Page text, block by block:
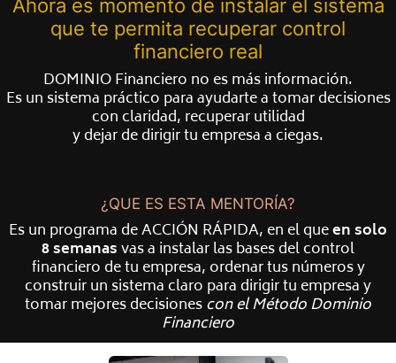
Ahora es momento de instalar el sistema
que te permita recuperar control
financiero real
DOMINIO Financiero no es más información.
Es un sistema práctico para ayudarte a tomar decisiones
con claridad, recuperar utilidad
y dejar de dirigir tu empresa a ciegas.
¿QUE ES ESTA MENTORÍA?
Es un programa de ACCIÓN RÁPIDA, en el queen solo
8 semanasvas a instalar las bases del control
financiero de tu empresa, ordenar tus números y
construir un sistema claro para dirigir tu empresa y
tomar mejores decisionescon el Método Dominio
Financiero